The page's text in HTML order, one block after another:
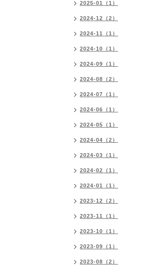
2025-01（1）
2024-12（2）
2024-11（1）
2024-10（1）
2024-09（1）
2024-08（2）
2024-07（1）
2024-06（1）
2024-05（1）
2024-04（2）
2024-03（1）
2024-02（1）
2024-01（1）
2023-12（2）
2023-11（1）
2023-10（1）
2023-09（1）
2023-08（2）